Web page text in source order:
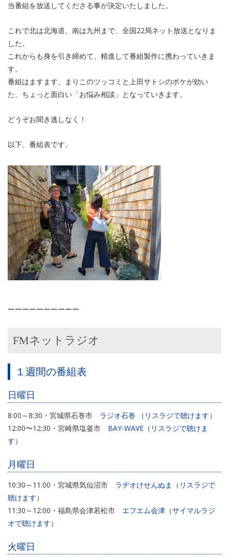
当番組を放送してくださる事が決定いたしました。
これで北は北海道、南は九州まで、全国22局ネット放送となりま
した。
これからも身を引き締めて、精進して番組製作に携わっていきま
す。
番組はますます、まりこのツッコミと上田サトシのボケが効い
た、ちょっと面白い「お悩み相談」となっていきます。
どうぞお聞き逃しなく！
以下、番組表です。
ーーーーーーーーーー
FMネットラジオ
１週間の番組表
日曜日
8:00～8:30・宮城県石巻市 ラジオ石巻 （ リスラジで聴けます）
12:00〜12:30・宮崎県塩釜市 BAY-WAVE （ リスラジで聴けま
す）
月曜日
10:30～11:00・宮城県気仙沼市 ラヂオけせんぬま （ リスラジで
聴けます）
11:30～12:00・福島県会津若松市 エフエム会津 （サイマルラジ
オで聴けます）
火曜日